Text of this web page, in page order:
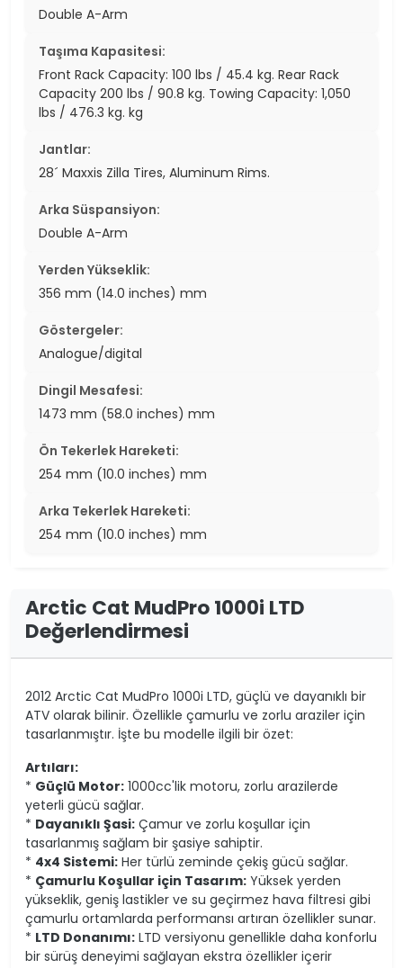
Double A-Arm
Taşıma Kapasitesi:
Front Rack Capacity: 100 lbs / 45.4 kg. Rear Rack
Capacity 200 lbs / 90.8 kg. Towing Capacity: 1,050
lbs / 476.3 kg. kg
Jantlar:
28´ Maxxis Zilla Tires, Aluminum Rims.
Arka Süspansiyon:
Double A-Arm
Yerden Yükseklik:
356 mm (14.0 inches) mm
Göstergeler:
Analogue/digital
Dingil Mesafesi:
1473 mm (58.0 inches) mm
Ön Tekerlek Hareketi:
254 mm (10.0 inches) mm
Arka Tekerlek Hareketi:
254 mm (10.0 inches) mm
Arctic Cat MudPro 1000i LTD
Değerlendirmesi
2012 Arctic Cat MudPro 1000i LTD, güçlü ve dayanıklı bir
ATV olarak bilinir. Özellikle çamurlu ve zorlu araziler için
tasarlanmıştır. İşte bu modelle ilgili bir özet:
Artıları:
* Güçlü Motor: 1000cc'lik motoru, zorlu arazilerde
yeterli gücü sağlar.
* Dayanıklı Şasi: Çamur ve zorlu koşullar için
tasarlanmış sağlam bir şasiye sahiptir.
* 4x4 Sistemi: Her türlü zeminde çekiş gücü sağlar.
* Çamurlu Koşullar için Tasarım: Yüksek yerden
yükseklik, geniş lastikler ve su geçirmez hava filtresi gibi
çamurlu ortamlarda performansı artıran özellikler sunar.
* LTD Donanımı: LTD versiyonu genellikle daha konforlu
bir sürüş deneyimi sağlayan ekstra özellikler içerir